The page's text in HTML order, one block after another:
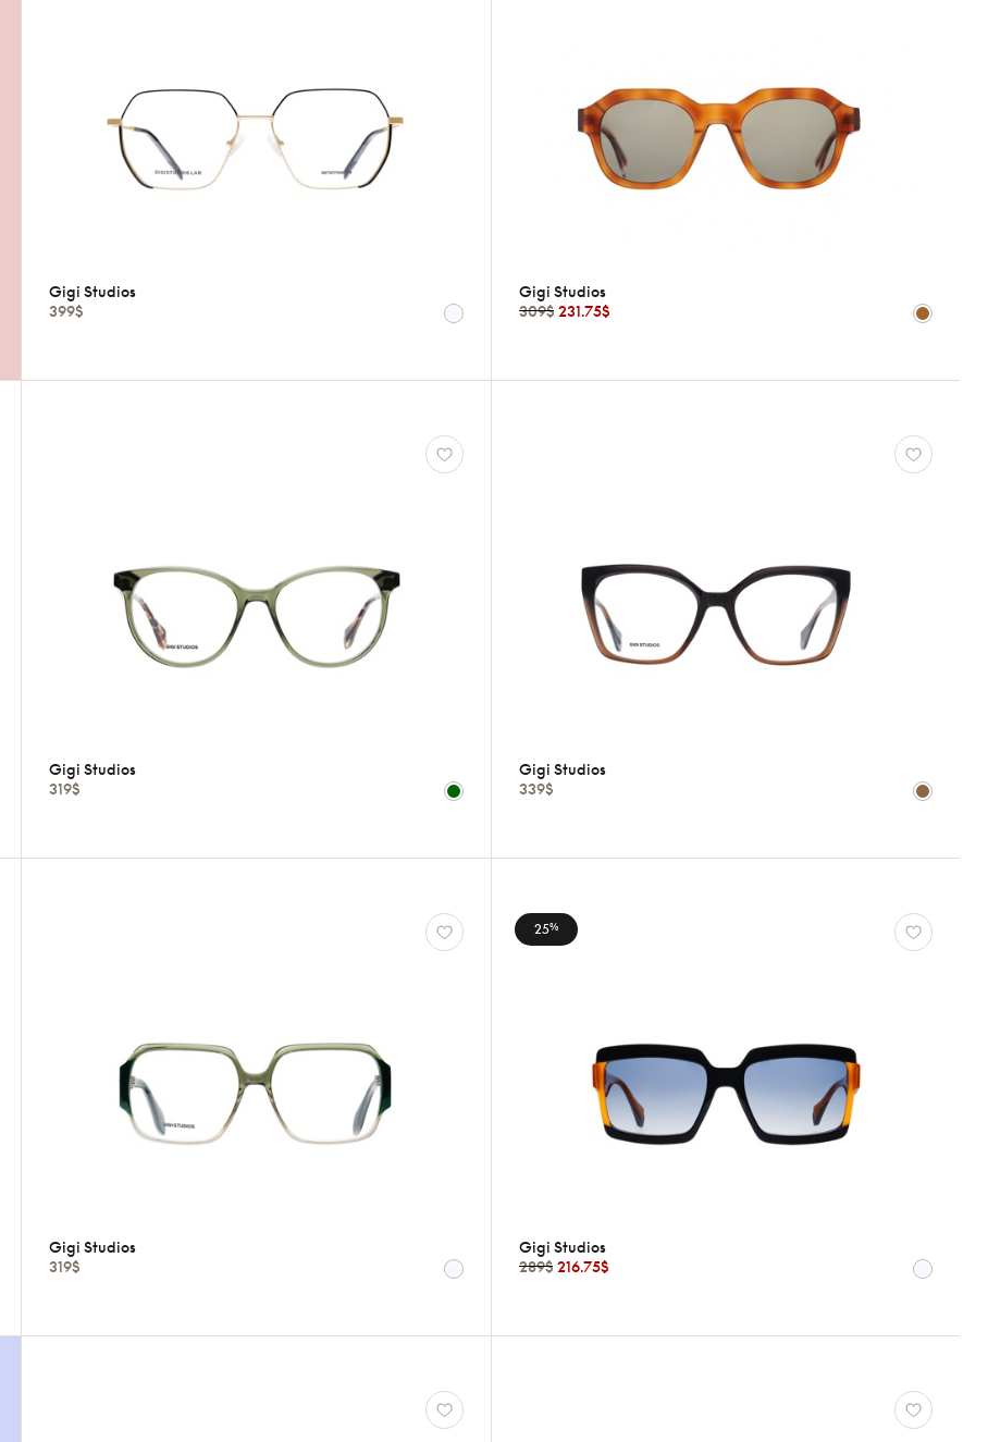
Gigi Studios
399$
Gigi Studios
309$ 231.75$
Gigi Studios
319$
Gigi Studios
339$
Gigi Studios
319$
25%
Gigi Studios
289$ 216.75$